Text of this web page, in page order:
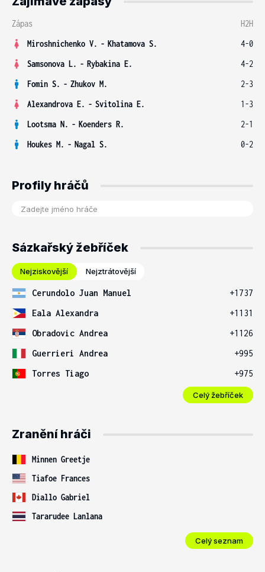
Zápas
H2H
Miroshnichenko V. - Khatamova S.
4-0
Samsonova L. - Rybakina E.
4-2
Fomin S. - Zhukov M.
2-3
Alexandrova E. - Svitolina E.
1-3
Lootsma N. - Koenders R.
2-1
Houkes M. - Nagal S. 0-2
Profily hráčů
Sázkařský žebříček
Nejziskovější Nejztrátovější
Cerundolo Juan Manuel
+1737
Eala Alexandra
+1131
Obradovic Andrea
+1126
Guerrieri Andrea
+995
Torres Tiago
+975
Celý žebříček
Zranění hráči
Minnen Greetje
Tiafoe Frances
Diallo Gabriel
Tararudee Lanlana
Celý seznam